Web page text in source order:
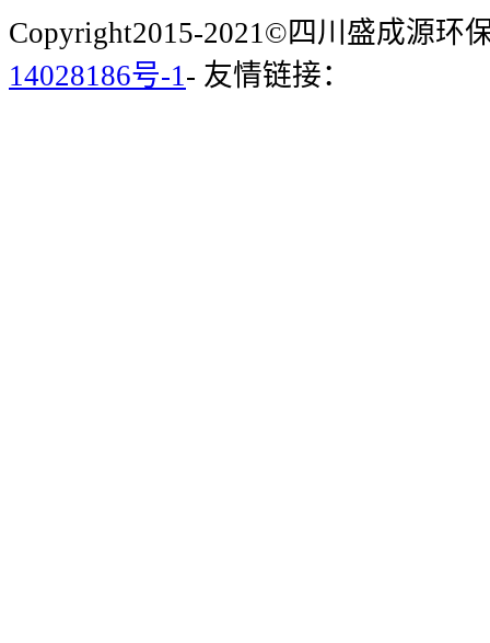
Copyright2015-2021©四川盛成源环
14028186号-1 - 友情链接：